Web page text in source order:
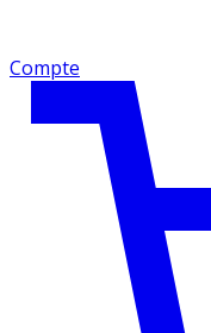
Compte